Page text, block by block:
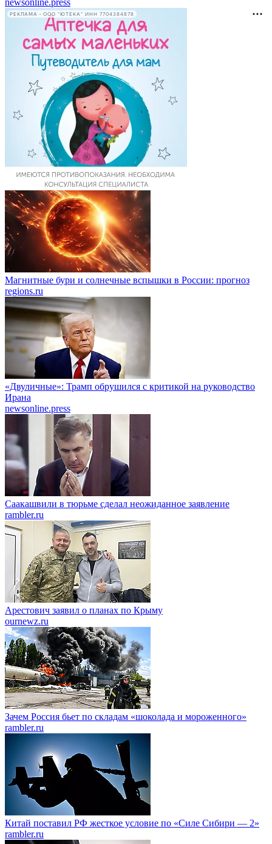
newsonline.press
РЕКЛАМА • ООО "ЮТЕКА" ИНН 7704384878
Магнитные бури и солнечные вспышки в России: прогноз
regions.ru
«Двуличные»: Трамп обрушился с критикой на руководство
Ирана
newsonline.press
Саакашвили в тюрьме сделал неожиданное заявление
rambler.ru
Арестович заявил о планах по Крыму
ournewz.ru
Зачем Россия бьет по складам «шоколада и мороженного»
rambler.ru
Китай поставил РФ жесткое условие по «Силе Сибири — 2»
rambler.ru